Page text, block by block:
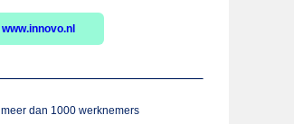
www.innovo.nl
meer dan 1000 werknemers